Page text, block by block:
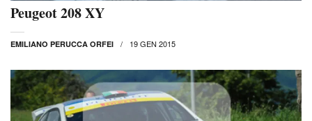
Peugeot 208 XY
EMILIANO PERUCCA ORFEI 19 GEN 2015